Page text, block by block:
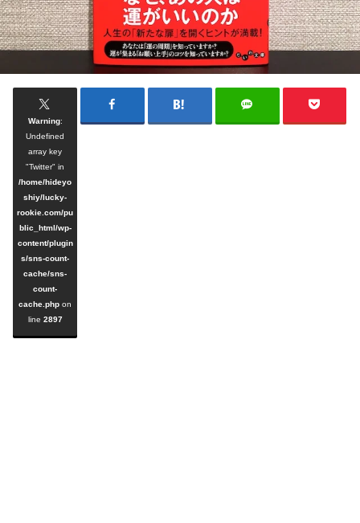
Warning:
Undefined
array key
"Twitter" in
/home/hideyo
shiy/lucky-
rookie.com/pu
blic_html/wp-
content/plugin
s/sns-count-
cache/sns-
count-
cache.php on
line 2897